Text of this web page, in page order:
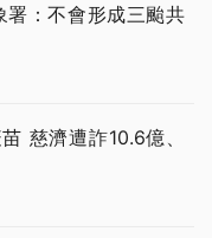
署：不會形成三颱共
慈濟遭詐10.6億、